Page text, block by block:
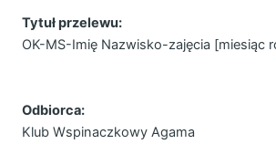
Tytuł przelewu:
OK-MS-Imię Nazwisko-zajęcia [miesiąc
Odbiorca:
Klub Wspinaczkowy Agama